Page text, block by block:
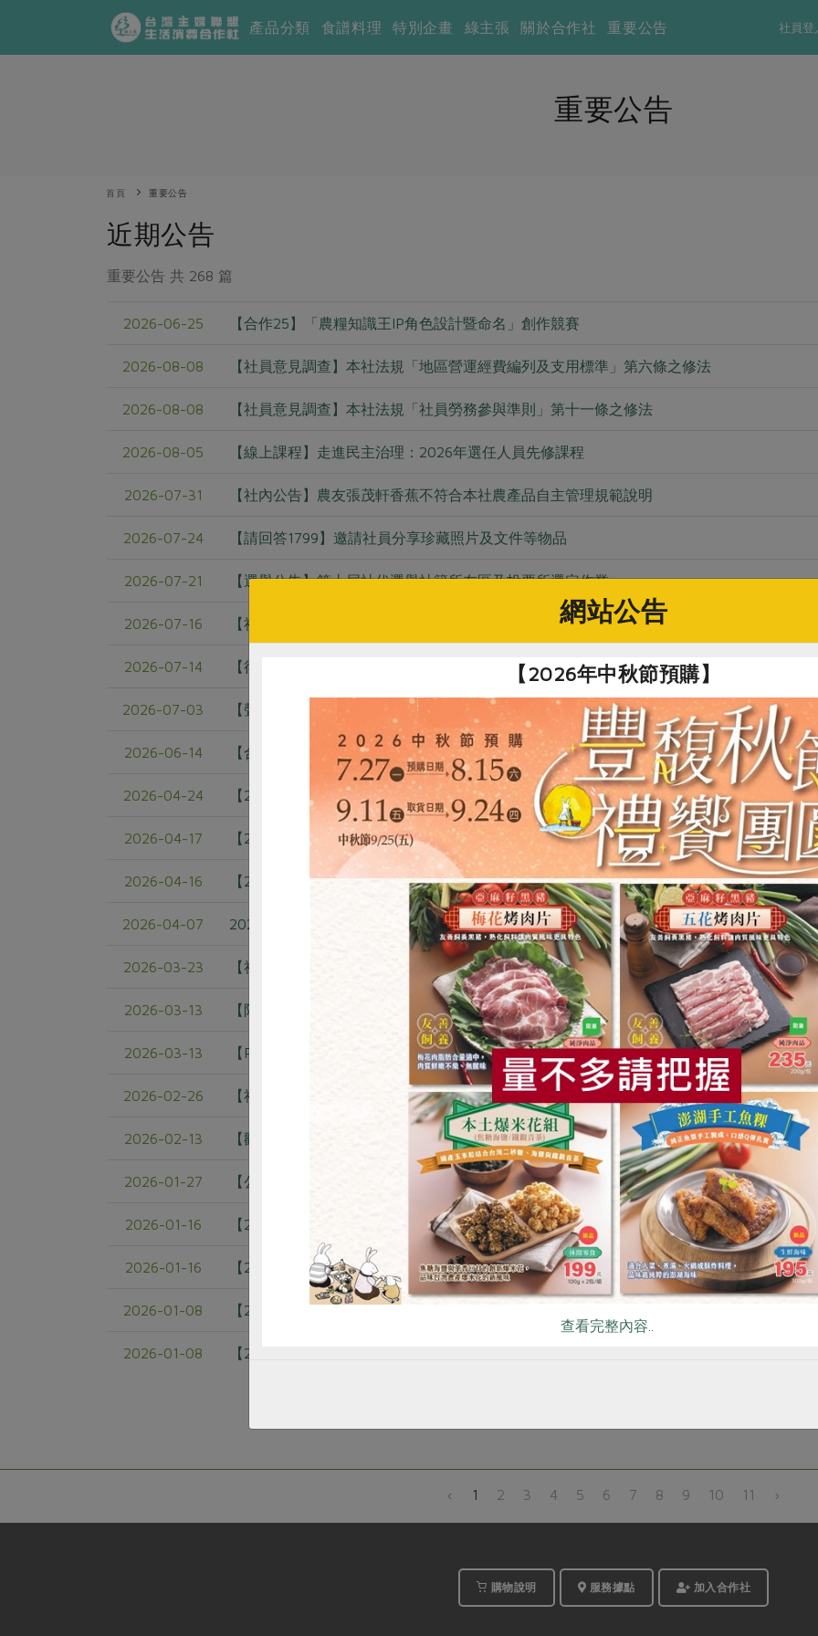
社員登
產品分類 食譜料理 特別企畫 綠主張 關於合作社 重要公告
重要公告
首頁 重要公告
近期公告
重要公告 共 268 篇
2026-06-25 【合作25】「農糧知識王IP角色設計暨命名」創作競賽
2026-08-08 【社員意見調查】本社法規「地區營運經費編列及支用標準」第六條之修法
2026-08-08 【社員意見調查】本社法規「社員勞務參與準則」第十一條之修法
2026-08-05 【線上課程】走進民主治理：2026年選任人員先修課程
2026-07-31 【社內公告】農友張茂軒香蕉不符合本社農產品自主管理規範說明
2026-07-24 【請回答1799】邀請社員分享珍藏照片及文件等物品
2026-07-21 【選舉公告】第十屆社代選舉社籍所在區及投票所選定作業
2026-07-16 【社內公告】因應台糖公司油品「預防性」自主檢驗作業，部分豆製品暫停生產
2026-07-14 【得獎名單】25精選產品加碼快閃滿額抽，週二(7/14)起每日17:00更新
2026-07-03 【聲明稿】本社供應油品與產品安全無虞， 請社員安心利用
2026-06-14 【合作25】25週年慶｜支持25英雄 滿額送限量好禮
2026-04-24 【2026年母親節預購-產品公告】鹿野頂級蜜香紅茶、紐西蘭草飼板腱牛排、紐西蘭草飼
2026-04-17 【2026母親節預購案】綠藤保養品加碼抽得獎名單
2026-04-16 【2026年防災士培訓課程】建立自助互助社會韌性網
2026-04-07 2025年社員股息與社員分配金處理公告
2026-03-23 【社內公告】農友楊士藝「藍莓」不符合本社農產品自主管理規範說明
2026-03-13 【限時活動】寵愛自己、感恩媽咪~一起大聲說出愛，即可獲好禮！
2026-03-13 【Pi錢包回饋公告】3~8月回饋說明及加碼回饋登錄方式
2026-02-26 【社內公告】高山烏龍春茶自主管理檢驗異常說明
2026-02-13 【歡迎下載】2026年主婦共時曆電腦桌布&A4文宣
2026-01-27 【公告】 關於媒體報導「澎湖丁香魚」之產品聲明
2026-01-16 【2026年貨預購專案-預購品公告】一夫水產-草蝦(大)規格異動說明與回饋金辦法
2026-01-16 【2026年貨預購專案-預購品公告】「番紅花茶包組」品項不予供應與退費說明
2026-01-08 【2026新社員召集令】加入社員並綁定LINE@獲得四重好禮
2026-01-08 【2026續繳年費】合作25潔淨新選~ 愛米力木漿洗碗海綿讓你帶回家
‹ 1 2 3 4 5 6 7 8 9 10 11 ›
購物說明 服務據點 加入合作社
惜食 RPET 食譜 減硝酸鹽 雞蛋 食安 共同
網站公告
【2026年中秋節預購】
查看完整內容..